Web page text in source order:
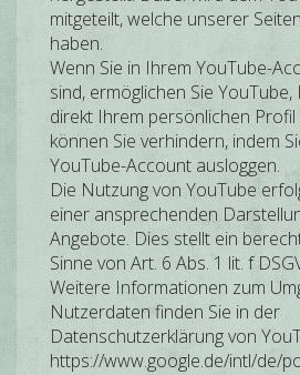
mitgeteilt, welche unserer
haben.
Wenn Sie in Ihrem YouTube-
sind, ermöglichen Sie
direkt Ihrem persönlichen
können Sie verhindern, indem
YouTube-Account ausloggen.
Die Nutzung von YouTube
einer ansprechenden
Angebote. Dies stellt ein
Sinne von Art. 6 Abs. 1 lit. f
Weitere Informationen zum
Nutzerdaten finden Sie in der
Datenschutzerklärung von
https://www.google.de/intl/de/